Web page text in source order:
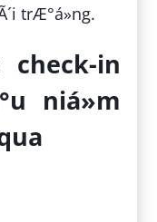
trÆ°á»ng.
check-in
niá»m